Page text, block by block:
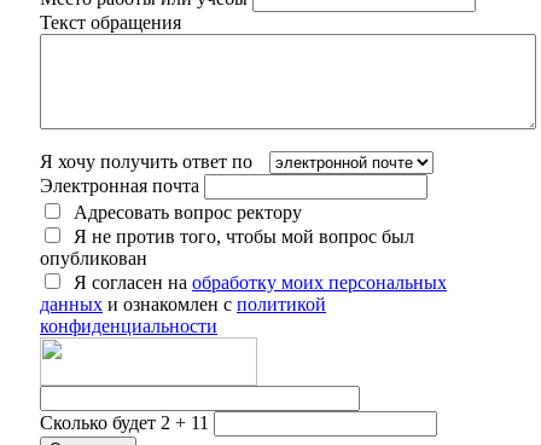
Текст обращения
Я хочу получить ответ по
Электронная почта
Адресовать вопрос ректору
Я не против того, чтобы мой вопрос был
опубликован
Я согласен на обработку моих персональных
данных и ознакомлен с политикой
конфиденциальности
Сколько будет 2 + 11